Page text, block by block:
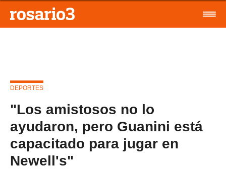
DEPORTES
"Los amistosos no lo
ayudaron, pero Guanini está
capacitado para jugar en
Newell's"